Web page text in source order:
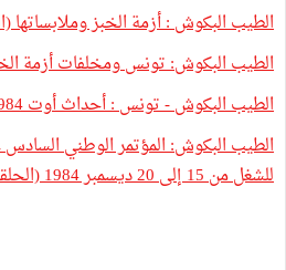
الطيب البكوش : أزمة الخبز وملابساتها
الطيب البكوش: تونس ومخلفات أزمة
الطيب البكوش - تونس : أحداث أوت 1984 (الحلقة الثالثة والعشرون)
الطيب البكوش: المؤتمر الوطني السادس
للشغل من 15 إلى 20 ديسمبر 1984 (الحلقة الرابعة والعشرون)